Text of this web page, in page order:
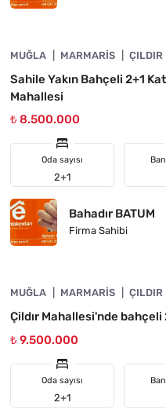
YATIRIMA UYGUN
MUĞLA MARMARIS ÇILDIR
Sahile Yakın Bahçeli 2+1
Mahallesi
₺ 8.500.000
Oda sayısı
2+1
Bahadır BATUM
Firma Sahibi
YATIRIMA UYGUN
MUĞLA MARMARIS ÇILDIR
Çildır Mahallesi'nde
₺ 9.500.000
Oda sayısı
2+1